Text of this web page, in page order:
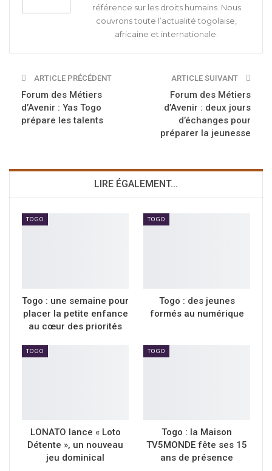
référence sur les droits humains. Nous
couvrons toute l’actualité togolaise,
africaine et internationale.
ARTICLE PRÉCÉDENT
Forum des Métiers
d’Avenir : Yas Togo
prépare les talents
ARTICLE SUIVANT
Forum des Métiers
d’Avenir : deux jours
d’échanges pour
préparer la jeunesse
LIRE ÉGALEMENT...
TOGO
Togo : une semaine pour
placer la petite enfance
au cœur des priorités
TOGO
Togo : des jeunes
formés au numérique
TOGO
LONATO lance « Loto
Détente », un nouveau
jeu dominical
TOGO
Togo : la Maison
TV5MONDE fête ses 15
ans de présence